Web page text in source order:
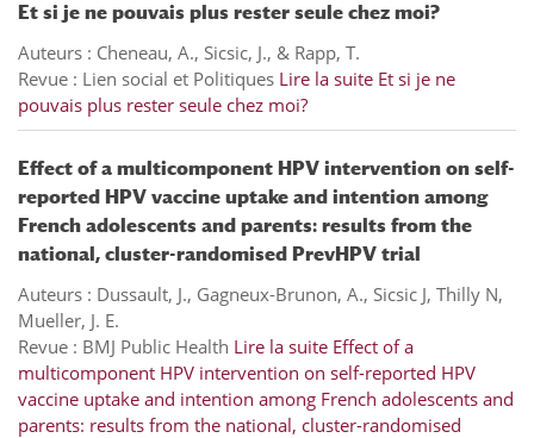
Et si je ne pouvais plus rester seule chez moi?
Auteurs : Cheneau, A., Sicsic, J., & Rapp, T.
Revue : Lien social et Politiques Lire la suite Et si je ne
pouvais plus rester seule chez moi?
Effect of a multicomponent HPV intervention on self-
reported HPV vaccine uptake and intention among
French adolescents and parents: results from the
national, cluster-randomised PrevHPV trial
Auteurs : Dussault, J., Gagneux-Brunon, A., Sicsic J, Thilly N,
Mueller, J. E.
Revue : BMJ Public Health Lire la suite Effect of a
multicomponent HPV intervention on self-reported HPV
vaccine uptake and intention among French adolescents and
parents: results from the national, cluster-randomised